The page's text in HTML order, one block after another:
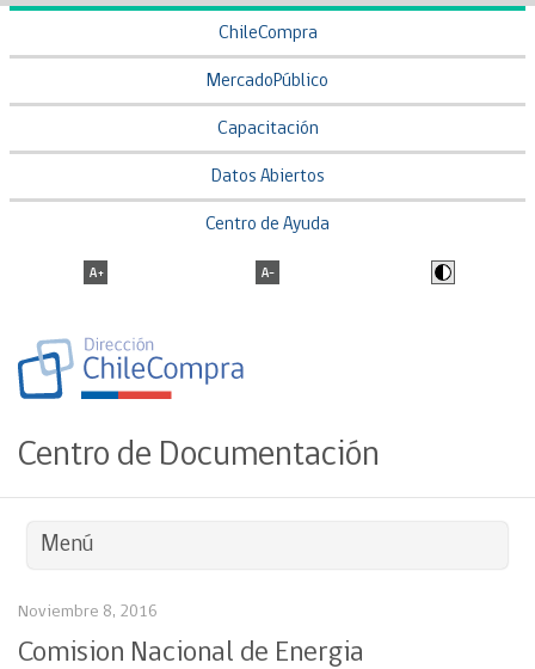
ChileCompra
MercadoPúblico
Capacitación
Datos Abiertos
Centro de Ayuda
Centro de Documentación
Menú
Noviembre 8, 2016
Comision Nacional de Energia